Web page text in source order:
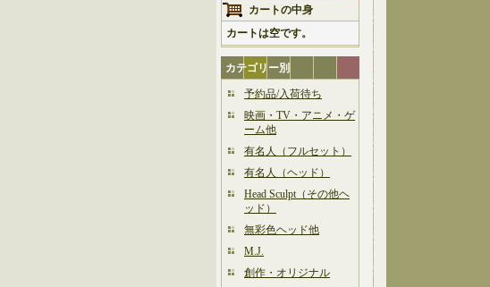
カートの中身
カートは空です。
カテゴリー別
予約品/入荷待ち
映画・TV・アニメ・ゲ
ーム他
有名人（フルセット）
有名人（ヘッド）
Head Sculpt（その他ヘ
ッド）
無彩色ヘッド他
M.J.
創作・オリジナル